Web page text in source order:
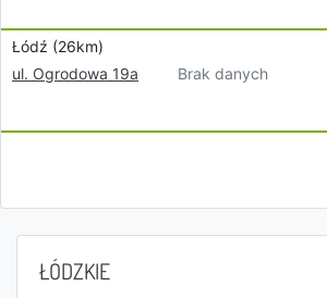
Łódź (26km)
ul. Ogrodowa 19a
Brak danych
ŁÓDZKIE